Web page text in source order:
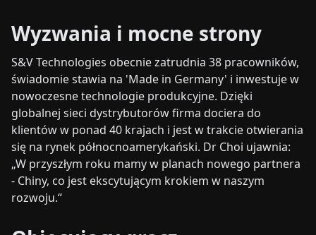
Wyzwania i mocne strony
S&V Technologies obecnie zatrudnia 38 pracowników,
świadomie stawia na 'Made in Germany' i inwestuje w
nowoczesne technologie produkcyjne. Dzięki
globalnej sieci dystrybutorów firma dociera do
klientów w ponad 40 krajach i jest w trakcie otwierania
się na rynek północnoamerykański. Dr Choi ujawnia:
„W przyszłym roku mamy w planach nowego partnera
- Chiny, co jest ekscytującym krokiem w naszym
rozwoju.“